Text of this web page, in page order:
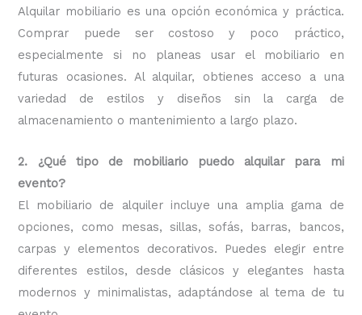
Alquilar mobiliario es una opción económica y práctica.
Comprar puede ser costoso y poco práctico,
especialmente si no planeas usar el mobiliario en
futuras ocasiones. Al alquilar, obtienes acceso a una
variedad de estilos y diseños sin la carga de
almacenamiento o mantenimiento a largo plazo.
2. ¿Qué tipo de mobiliario puedo alquilar para mi
evento?
El mobiliario de alquiler incluye una amplia gama de
opciones, como mesas, sillas, sofás, barras, bancos,
carpas y elementos decorativos. Puedes elegir entre
diferentes estilos, desde clásicos y elegantes hasta
modernos y minimalistas, adaptándose al tema de tu